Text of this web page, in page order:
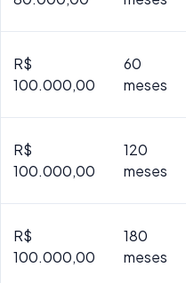
R$
100.000,00
60
meses
R$
100.000,00
120
meses
R$
100.000,00
180
meses